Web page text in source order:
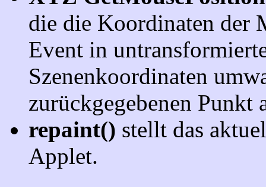
die die Koordinaten der
Event in
Szenenkoordinaten
zurückgegebenen Punkt
repaint() stellt das
Applet.